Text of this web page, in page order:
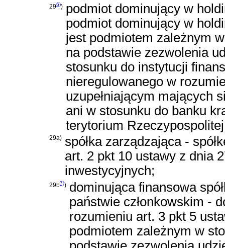
296)) podmiot dominujący w
podmiot dominujący w
jest podmiotem zależnym
na podstawie zezwolenia
stosunku do instytucji
nieregulowanego w
uzupełniającym mających
ani w stosunku do banku
terytorium
29a) spółka zarządzająca -
art. 2 pkt 10 ustawy z dnia
inwestycyjnych;
29b7)) dominująca finansowa
państwie członkowskim -
rozumieniu art. 3 pkt 5
podmiotem zależnym w